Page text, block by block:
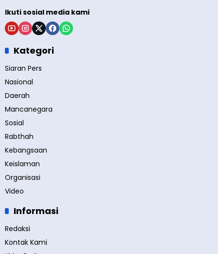
Ikuti sosial media kami
Kategori
Siaran Pers
Nasional
Daerah
Mancanegara
Sosial
Rabthah
Kebangsaan
Keislaman
Organisasi
Video
Informasi
Redaksi
Kontak Kami